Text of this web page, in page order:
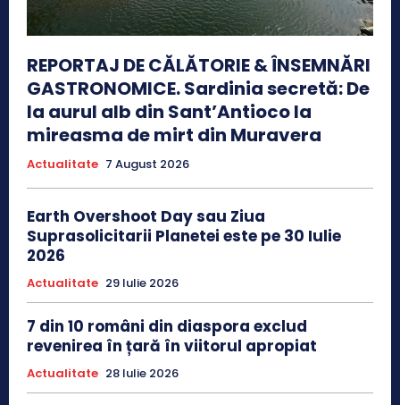
REPORTAJ DE CĂLĂTORIE & ÎNSEMNĂRI
GASTRONOMICE. Sardinia secretă: De
la aurul alb din Sant’Antioco la
mireasma de mirt din Muravera
Actualitate 7 August 2026
Earth Overshoot Day sau Ziua
Suprasolicitarii Planetei este pe 30 Iulie
2026
Actualitate 29 Iulie 2026
7 din 10 români din diaspora exclud
revenirea în țară în viitorul apropiat
Actualitate 28 Iulie 2026